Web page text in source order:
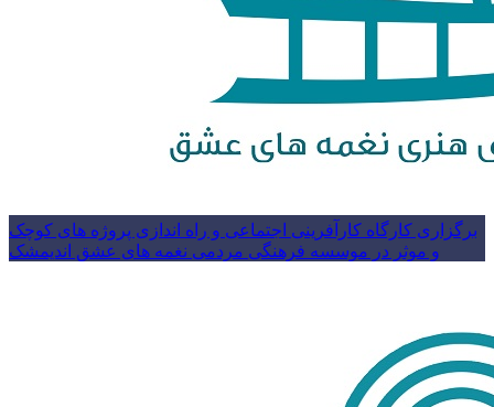
برگزاری کارگاه کارآفرینی اجتماعی و راه اندازی پروژه های کوچک
و موثر در موسسه فرهنگی مردمی نغمه های عشق اندیمشک